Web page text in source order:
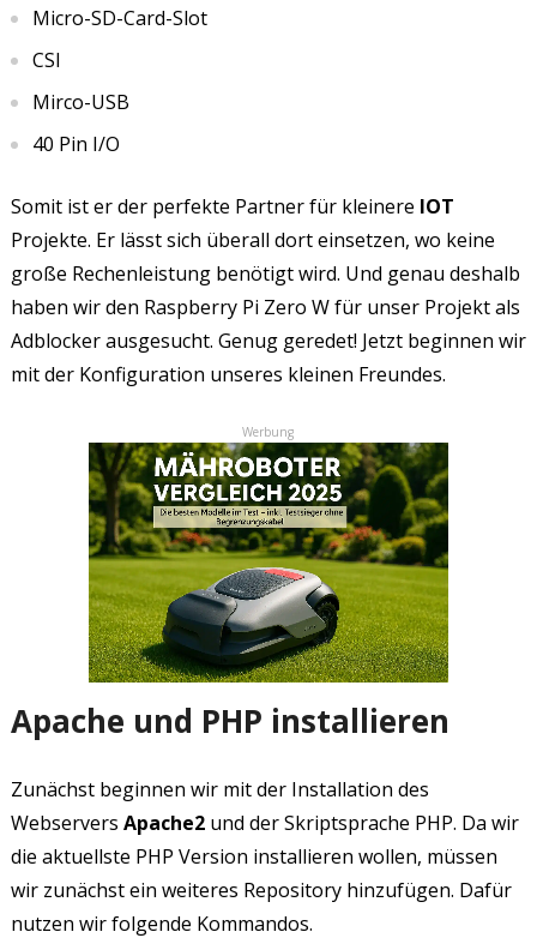
Micro-SD-Card-Slot
CSI
Mirco-USB
40 Pin I/O
Somit ist er der perfekte Partner für kleinere IOT
Projekte. Er lässt sich überall dort einsetzen, wo keine
große Rechenleistung benötigt wird. Und genau deshalb
haben wir den Raspberry Pi Zero W für unser Projekt als
Adblocker ausgesucht. Genug geredet! Jetzt beginnen wir
mit der Konfiguration unseres kleinen Freundes.
Werbung
Apache und PHP installieren
Zunächst beginnen wir mit der Installation des
Webservers Apache2und der Skriptsprache PHP. Da wir
die aktuellste PHP Version installieren wollen, müssen
wir zunächst ein weiteres Repository hinzufügen. Dafür
nutzen wir folgende Kommandos.